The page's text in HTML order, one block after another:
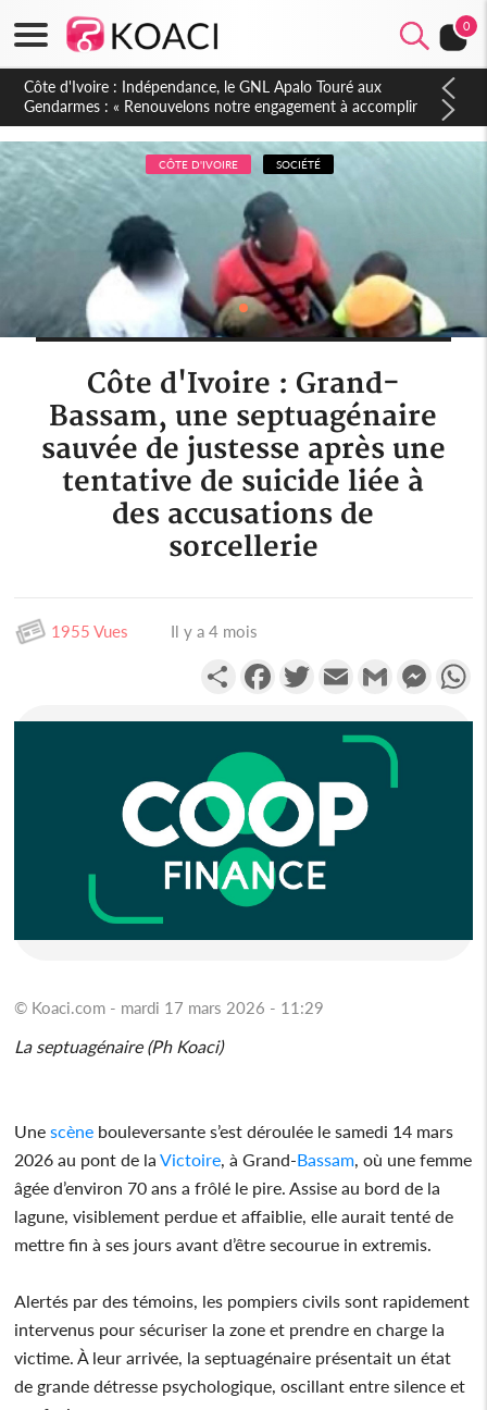
0
Sierra Leone : Un projet de réforme constitutionnelle en
gestation, points clés des amendements, un exclu d'avance
CÔTE D'IVOIRE SOCIÉTÉ
Côte d'Ivoire : Grand-
Bassam, une septuagénaire
sauvée de justesse après une
tentative de suicide liée à
des accusations de
sorcellerie
1955 Vues Il y a 4 mois
PartagerFacebookTwitterEmail Gmail
© Koaci.com - mardi 17 mars 2026 - 11:29
La septuagénaire (Ph Koaci)
Unescène bouleversante s’est déroulée le samedi 14 mars
2026 au pont de laVictoire , à Grand-Bassam , où une femme
âgée d’environ 70 ans a frôlé le pire. Assise au bord de la
lagune, visiblement perdue et affaiblie, elle aurait tenté de
mettre fin à ses jours avant d’être secourue in extremis.
Alertés par des témoins, les pompiers civils sont rapidement
intervenus pour sécuriser la zone et prendre en charge la
victime. À leur arrivée, la septuagénaire présentait un état
de grande détresse psychologique, oscillant entre silence et